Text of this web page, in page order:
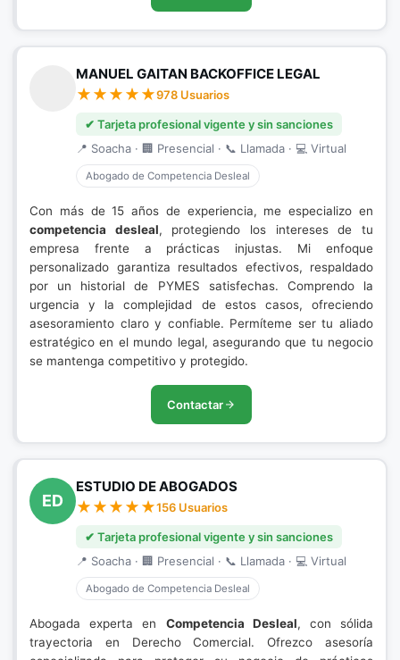
MANUEL GAITAN BACKOFFICE LEGAL
978 Usuarios
✔ Tarjeta profesional vigente y sin sanciones
📍 Soacha · 🏢 Presencial · 📞 Llamada · 💻 Virtual
Abogado de Competencia Desleal
Con más de 15 años de experiencia, me especializo en
competencia desleal, protegiendo los intereses de tu
empresa frente a prácticas injustas. Mi enfoque
personalizado garantiza resultados efectivos, respaldado
por un historial de PYMES satisfechas. Comprendo la
urgencia y la complejidad de estos casos, ofreciendo
asesoramiento claro y confiable. Permíteme ser tu aliado
estratégico en el mundo legal, asegurando que tu negocio
se mantenga competitivo y protegido.
Contactar
ED
ESTUDIO DE ABOGADOS
156 Usuarios
✔ Tarjeta profesional vigente y sin sanciones
📍 Soacha · 🏢 Presencial · 📞 Llamada · 💻 Virtual
Abogado de Competencia Desleal
Abogada experta en Competencia Desleal, con sólida
trayectoria en Derecho Comercial. Ofrezco asesoría